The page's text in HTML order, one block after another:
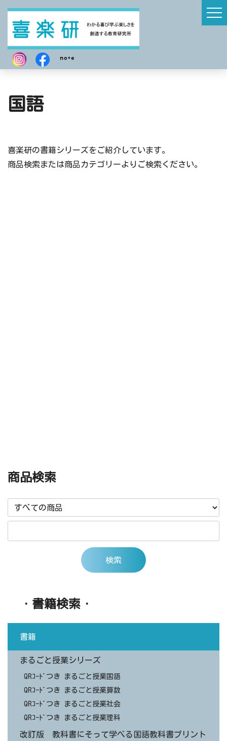
国語
喜楽研の書籍シリーズをご紹介しています。
商品検索または商品カテゴリーよりご検索ください。
商品検索
・書籍検索・
書籍
まるごと授業シリーズ
QRｺｰﾄﾞつき まるごと授業国語
QRｺｰﾄﾞつき まるごと授業算数
QRｺｰﾄﾞつき まるごと授業社会
QRｺｰﾄﾞつき まるごと授業理科
改訂版 教科書にそって学べる国語教科書プリント